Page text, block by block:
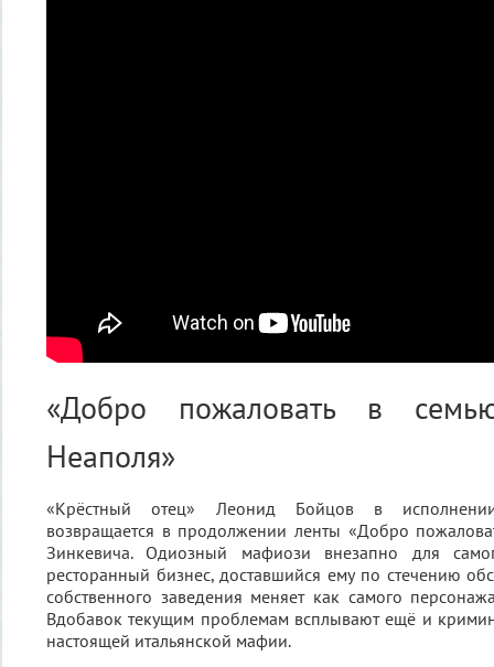
«Добро пожаловать в
Неаполя»
«Крёстный отец» Леонид Бойцов в
возвращается в продолжении ленты «Добро
Зинкевича. Одиозный мафиози внезапно для
ресторанный бизнес, доставшийся ему по стечению
собственного заведения меняет как самого
Вдобавок текущим проблемам всплывают ещё и
настоящей итальянской мафии.